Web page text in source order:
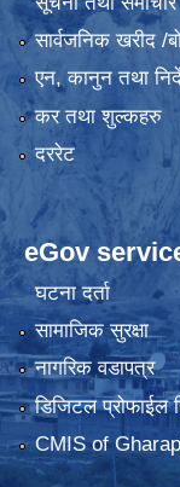
सार्वजनिक खरीद /
एन, कानुन तथा
कर तथा शुल्कहरु
दररेट
eGov
घटना दर्ता
सामाजिक सुरक्षा
नागरिक वडापत्र
डिजिटल प्रोफाईल
CMIS of